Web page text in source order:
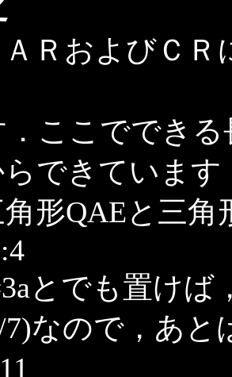
ＡＲおよびＣ
．ここででき
できています
形QAEと三角
とでも置けば
7)なので，あ